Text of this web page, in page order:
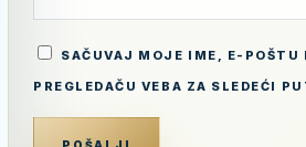
SAČUVAJ MOJE IME, E-POŠTU
PREGLEDAČU VEBA ZA SLEDEĆI